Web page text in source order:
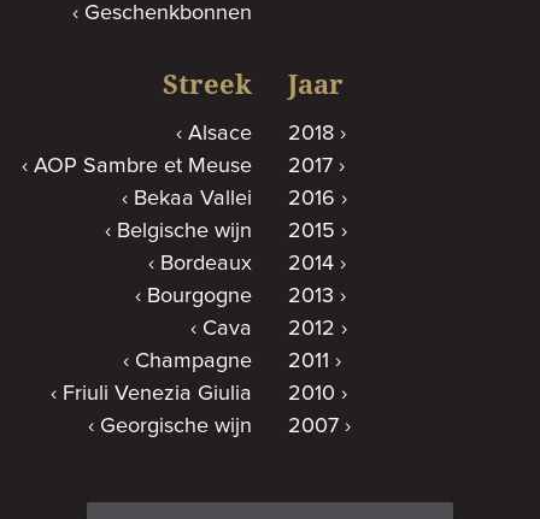
Geschenkbonnen
Streek
Alsace
AOP Sambre et Meuse
Bekaa Vallei
Belgische wijn
Bordeaux
Bourgogne
Cava
Champagne
Friuli Venezia Giulia
Georgische wijn
Jaar
2018
2017
2016
2015
2014
2013
2012
2011
2010
2007